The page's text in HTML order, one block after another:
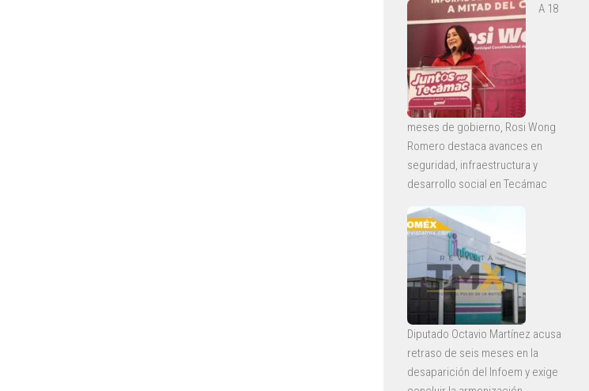
A 18
meses de gobierno, Rosi Wong
Romero destaca avances en
seguridad, infraestructura y
desarrollo social en Tecámac
Diputado Octavio Martínez acusa
retraso de seis meses en la
desaparición del Infoem y exige